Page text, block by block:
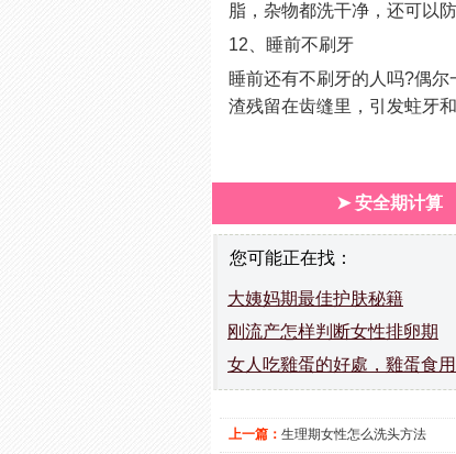
脂，杂物都洗干净，还可以
12、睡前不刷牙
睡前还有不刷牙的人吗?偶
渣残留在齿缝里，引发蛀牙
➤ 安全期计算
您可能正在找：
大姨妈期最佳护肤秘籍
刚流产怎样判断女性排卵期
女人吃雞蛋的好處，雞蛋食
上一篇： 生理期女性怎么洗头方法